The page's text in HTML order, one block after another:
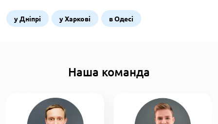
у Дніпрі у Харкові в Одесі
Наша команда